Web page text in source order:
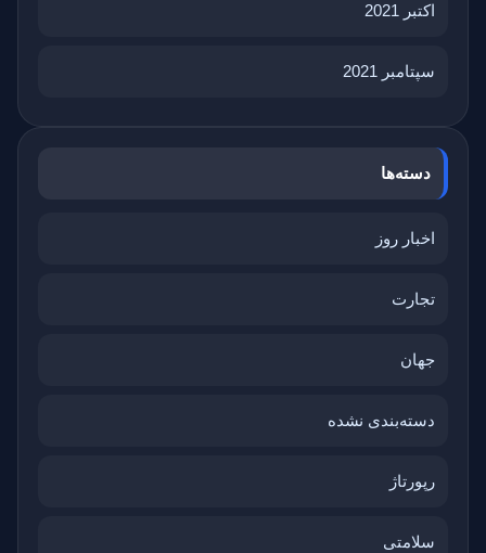
اکتبر 2021
سپتامبر 2021
دسته‌ها
اخبار روز
تجارت
جهان
دسته‌بندی نشده
رپورتاژ
سلامتی